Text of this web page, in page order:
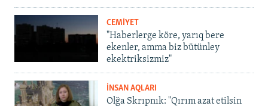
CEMİYET
"Haberlerge köre, yarıq bere
ekenler, amma biz bütünley
ekektriksizmiz"
İNSAN AQLARI
Olğa Skrıpnık: "Qırım azat etilsin